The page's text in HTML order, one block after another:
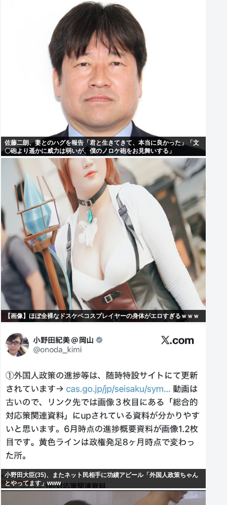
佐藤二朗、妻とのハグを報告「君と生きてきて、本当に良かった」「文
〇砲より遥かに威力は弱いが、僕のノロケ砲をお見舞いする」
【画像】ほぼ全裸なドスケベコスプレイヤーの身体がエロすぎるｗｗｗ
小野田大臣(35)、またネット民相手に功績アピール「外国人政策ちゃん
とやってます」www